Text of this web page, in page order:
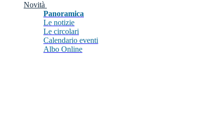
Novità
Panoramica
Le notizie
Le circolari
Calendario eventi
Albo Online